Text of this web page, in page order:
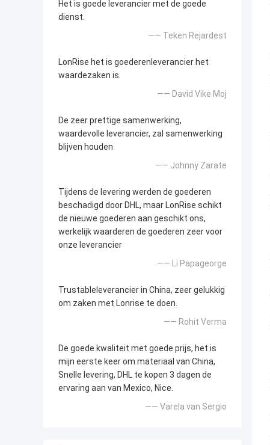
Het is goede leverancier met de goede
dienst.
—— Teken Rejardest
LonRise het is goederenleverancier het
waardezaken is.
—— David Vike Moj
De zeer prettige samenwerking,
waardevolle leverancier, zal samenwerking
blijven houden
—— Johnny Zarate
Tijdens de levering werden de goederen
beschadigd door DHL, maar LonRise schikt
de nieuwe goederen aan geschikt ons,
werkelijk waarderen de goederen zeer voor
onze leverancier
—— Li Papageorge
Trustableleverancier in China, zeer gelukkig
om zaken met Lonrise te doen.
—— Rohit Verma
De goede kwaliteit met goede prijs, het is
mijn eerste keer om materiaal van China,
Snelle levering, DHL te kopen 3 dagen de
ervaring aan van Mexico, Nice.
—— Varela van Sergio